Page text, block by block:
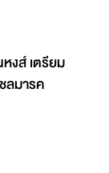
งส์ เตรียม
ลมารค